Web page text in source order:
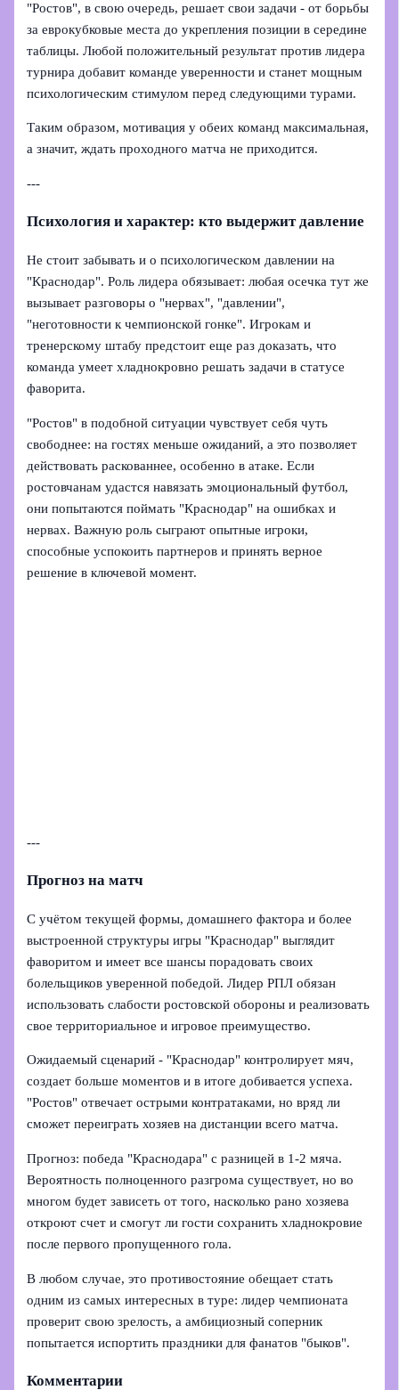
"Ростов", в свою очередь, решает свои задачи - от борьбы
за еврокубковые места до укрепления позиции в середине
таблицы. Любой положительный результат против лидера
турнира добавит команде уверенности и станет мощным
психологическим стимулом перед следующими турами.
Таким образом, мотивация у обеих команд максимальная,
а значит, ждать проходного матча не приходится.
---
Психология и характер: кто выдержит давление
Не стоит забывать и о психологическом давлении на
"Краснодар". Роль лидера обязывает: любая осечка тут же
вызывает разговоры о "нервах", "давлении",
"неготовности к чемпионской гонке". Игрокам и
тренерскому штабу предстоит еще раз доказать, что
команда умеет хладнокровно решать задачи в статусе
фаворита.
"Ростов" в подобной ситуации чувствует себя чуть
свободнее: на гостях меньше ожиданий, а это позволяет
действовать раскованнее, особенно в атаке. Если
ростовчанам удастся навязать эмоциональный футбол,
они попытаются поймать "Краснодар" на ошибках и
нервах. Важную роль сыграют опытные игроки,
способные успокоить партнеров и принять верное
решение в ключевой момент.
---
Прогноз на матч
С учётом текущей формы, домашнего фактора и более
выстроенной структуры игры "Краснодар" выглядит
фаворитом и имеет все шансы порадовать своих
болельщиков уверенной победой. Лидер РПЛ обязан
использовать слабости ростовской обороны и реализовать
свое территориальное и игровое преимущество.
Ожидаемый сценарий - "Краснодар" контролирует мяч,
создает больше моментов и в итоге добивается успеха.
"Ростов" отвечает острыми контратаками, но вряд ли
сможет переиграть хозяев на дистанции всего матча.
Прогноз: победа "Краснодара" с разницей в 1-2 мяча.
Вероятность полноценного разгрома существует, но во
многом будет зависеть от того, насколько рано хозяева
откроют счет и смогут ли гости сохранить хладнокровие
после первого пропущенного гола.
В любом случае, это противостояние обещает стать
одним из самых интересных в туре: лидер чемпионата
проверит свою зрелость, а амбициозный соперник
попытается испортить праздники для фанатов "быков".
Комментарии